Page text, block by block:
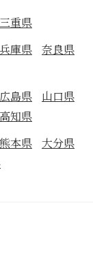
三重県
兵庫県
奈良県
広島県
山口県
高知県
熊本県
大分県